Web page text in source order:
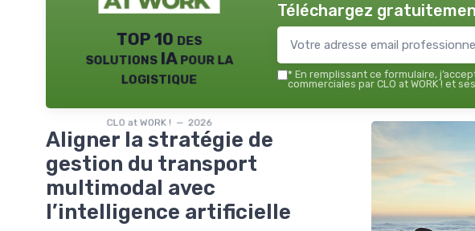
TOP 10 des
solutions IA pour la
logistique
CLO at WORK ! — 2026
Téléchargez
* En remplissant ce formulaire,
commerciales par CLO at WORK ! et
Aligner la stratégie de
gestion du transport
multimodal avec
l’intelligence artificielle